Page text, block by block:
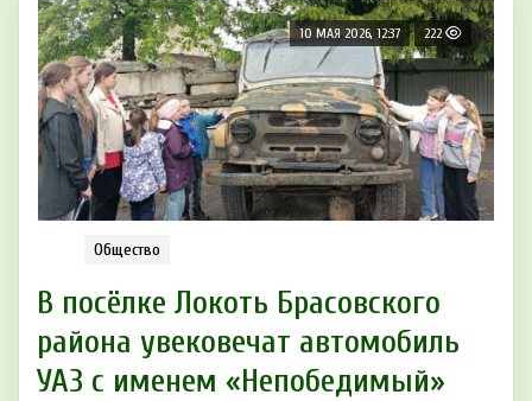
10 МАЯ 2026, 12:37 222
Общество
В посёлке Локоть Брасовского
района увековечат автомобиль
УАЗ с именем «Непобедимый»